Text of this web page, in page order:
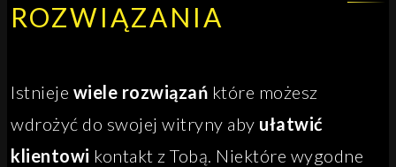
ROZWIĄZANIA
Istnieje wiele rozwiązań które możesz
wdrożyć do swojej witryny aby ułatwić
klientowi kontakt z Tobą. Niektóre wygodne